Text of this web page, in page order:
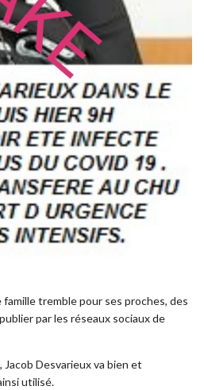
tremble pour ses proches, des
par les réseaux sociaux de
Desvarieux va bien et
utilisé.